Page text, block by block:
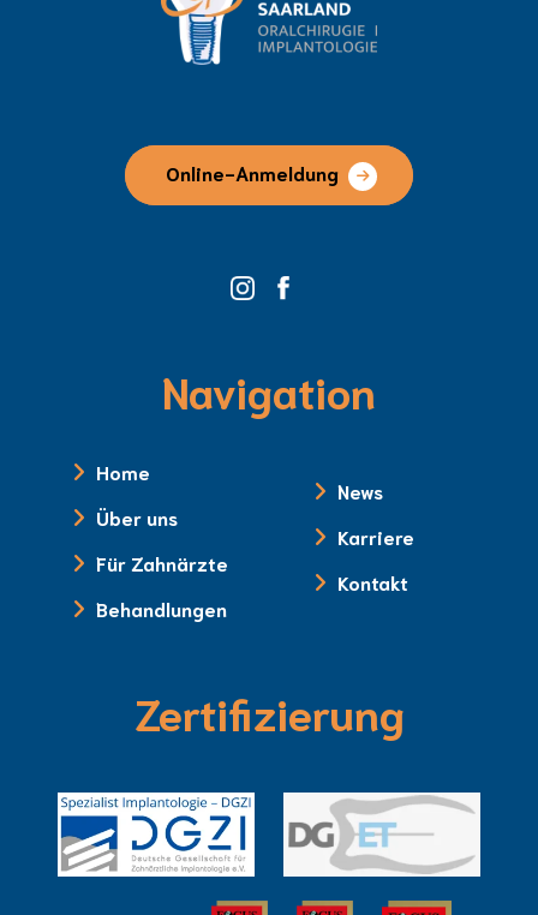
Online-Anmeldung
Navigation
Home
Über uns
Für Zahnärzte
Behandlungen
News
Karriere
Kontakt
Zertifizierung